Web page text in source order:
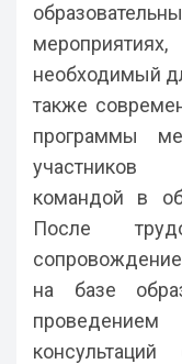
необходимый
также
программы
участников
командой в
После
на базе
проведением